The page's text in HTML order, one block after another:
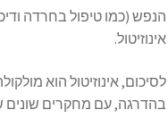
אינוזיטול.
בהדרגה, עם מחקרים שונים